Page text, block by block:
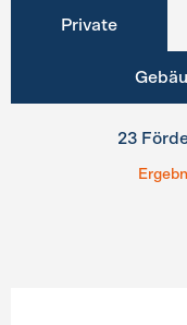
Private
23